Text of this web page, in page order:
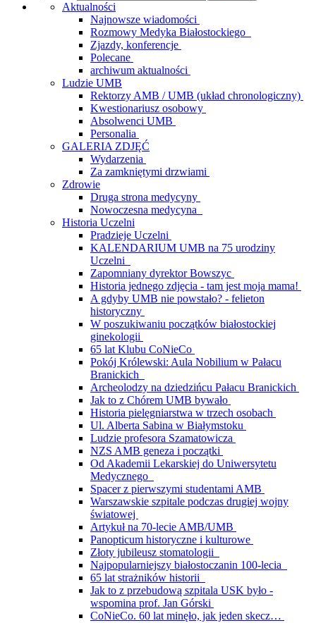
Aktualności
Najnowsze wiadomości
Rozmowy Medyka Białostockiego
Zjazdy, konferencje
Polecane
archiwum aktualności
Ludzie UMB
Rektorzy AMB / UMB (układ chronologiczny)
Kwestionariusz osobowy
Absolwenci UMB
Personalia
GALERIA ZDJĘĆ
Wydarzenia
Za zamkniętymi drzwiami
Zdrowie
Druga strona medycyny
Nowoczesna medycyna
Historia Uczelni
Pradzieje Uczelni
KALENDARIUM UMB na 75 urodziny
Uczelni
Zapomniany dyrektor Bowszyc
Historia jednego zdjęcia - tam jest moja mama!
A gdyby UMB nie powstało? - felieton
historyczny
W poszukiwaniu początków białostockiej
ginekologii
65 lat Klubu CoNieCo
Pokój Królewski: Aula Nobilium w Pałacu
Branickich
Archeolodzy na dziedzińcu Pałacu Branickich
Jak to z Chórem UMB bywało
Historia pielęgniarstwa w trzech osobach
Ul. Alberta Sabina w Białymstoku
Ludzie profesora Szamatowicza
NZS AMB geneza i początki
Od Akademii Lekarskiej do Uniwersytetu
Medycznego
Spacer z pierwszymi studentami AMB
Warszawskie szpitale podczas drugiej wojny
światowej
Artykuł na 70-lecie AMB/UMB
Panopticum historyczne i kulturowe
Złoty jubileusz stomatologii
Najpopularniejszy białostoczanin 100-lecia
65 lat strażników historii
Jak to z przebudową szpitala USK było -
wspomina prof. Jan Górski
CoNieCo. 60 lat minęło, jak jeden skecz…